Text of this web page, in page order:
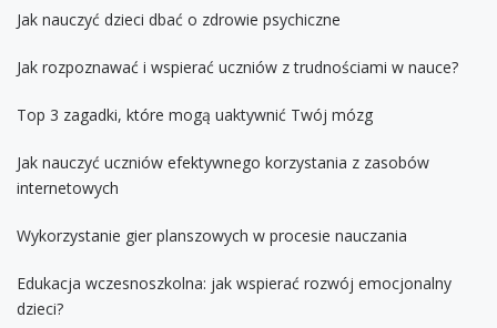
Jak nauczyć dzieci dbać o zdrowie psychiczne
Jak rozpoznawać i wspierać uczniów z trudnościami w nauce?
Top 3 zagadki, które mogą uaktywnić Twój mózg
Jak nauczyć uczniów efektywnego korzystania z zasobów
internetowych
Wykorzystanie gier planszowych w procesie nauczania
Edukacja wczesnoszkolna: jak wspierać rozwój emocjonalny
dzieci?